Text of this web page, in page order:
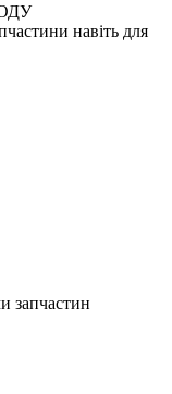
навіть для
запчастин